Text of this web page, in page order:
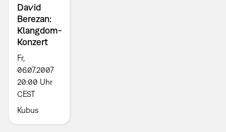
David
Berezan:
Klangdom-
Konzert
Fr,
06.07.2007
20:00 Uhr
CEST
Kubus